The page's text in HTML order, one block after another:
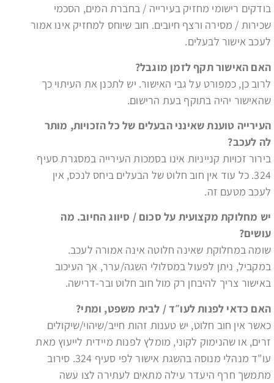
בודקים רישומי מחזיק בעירייה / בחברת המים, הסכמי
שכירות / מסירה ורצף חיובים. חוב שיוחס למחזיק אינו אמור
לעכב אישור לבעלים.
האם האישור תקף לזמן מוגבל?
לרוב כן, כמפורט על גבי האישור. יש לתכנן את העיתוי כך
שהאישור יהיה בתוקף בעת הרישום.
העירייה טוענת שאינני הבעלים של כל הזכויות, מותר
לה לעכב?
בירור זכויות קנייניות אינו בסמכות העירייה במסגרת סעיף
324. כל עוד אין חוב חלוט של הבעלים ביחס לנכס, אין
לעכב מטעם זה.
יש מחלוקת מקצועית על סכום / סיווג החיוב. מה
עושים?
שומה במחלוקת שאינה חלוטה אינה אמורה לעכב.
במקביל, ניתן לפעול במסלולי השגה/ערר, אך העיכוב
באישור צריך להיבחן רק מול חוב חלוט ובר-דרישה.
האם כדאי לפנות לעו״ד / לבית משפט, ומתי?
כאשר אין חוב חלוט, יש טענות זהות חייב/שיהוי/שיקולים
זרים, או שהנימוק לקוני, מומלץ לפנות מיידית לייעוץ מאת
עו"ד מנהלי מנוסה בהשגת אישור לפי סעיף 324. סירוב
מתמשך חרף היעדר עילה מתאים לעתירה לצו עשה